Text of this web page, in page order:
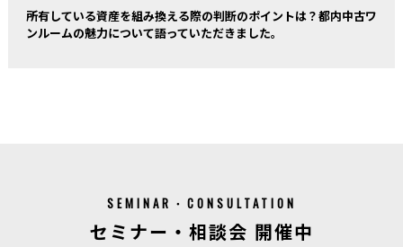
所有している資産を組み換える際の判断のポイントは？都内中古ワ
ンルームの魅力について語っていただきました。
SEMINAR・CONSULTATION
セミナー・相談会 開催中